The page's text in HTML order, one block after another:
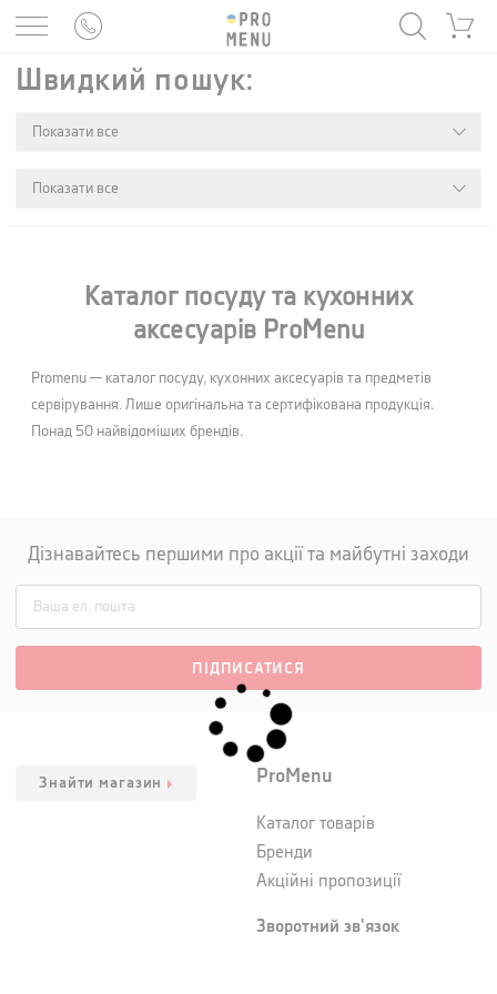
Швидкий пошук:
Каталог посуду та кухонних
аксесуарів ProMenu
Promenu — каталог посуду, кухонних аксесуарів та предметів
сервірування. Лише оригінальна та сертифікована продукція.
Понад 50 найвідоміших брендів.
Дізнавайтесь першими про акції та майбутні заходи
ПІДПИСАТИСЯ
Знайти магазин ProMenu
Каталог товарів
Бренди
Акційні пропозиції
Зворотний зв'язок